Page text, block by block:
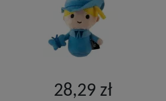
28,29 zł